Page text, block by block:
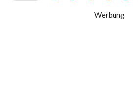
Werbung